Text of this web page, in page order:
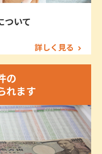
ついて
詳しく見る
の
れます